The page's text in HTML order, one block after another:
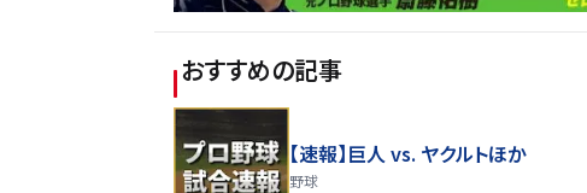
おすすめの記事
【速報】巨人 vs. ヤクルトほか
野球